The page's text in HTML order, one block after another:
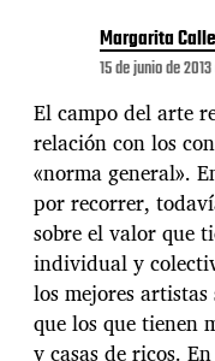
Margarita Calle
15 de junio de
El campo del arte
relación con los
«norma general».
por recorrer,
sobre el valor que
individual y
los mejores
que los que tienen
y casas de ricos.